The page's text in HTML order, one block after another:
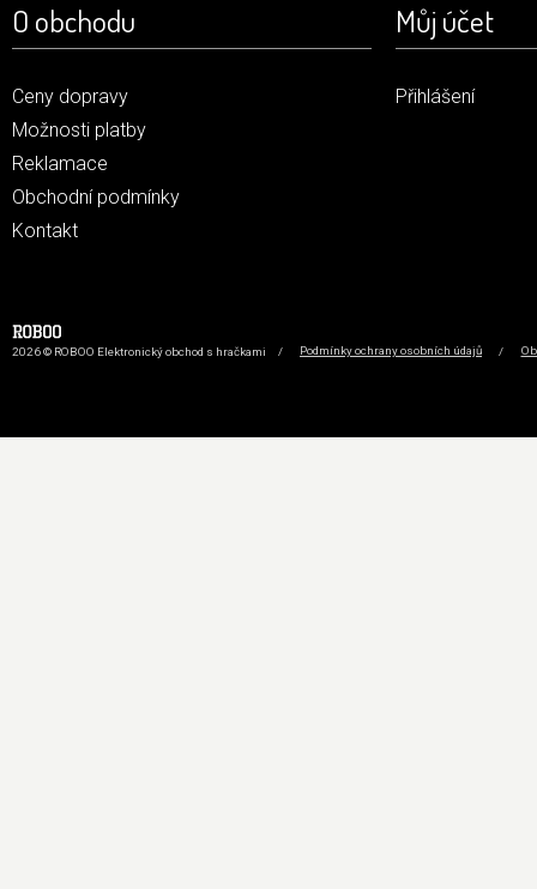
O obchodu
Ceny dopravy
Možnosti platby
Reklamace
Obchodní podmínky
Kontakt
Můj účet
Přihlášení
2026 © ROBOO Elektronický obchod s hračkami / Podmínky ochrany osobních údajů /